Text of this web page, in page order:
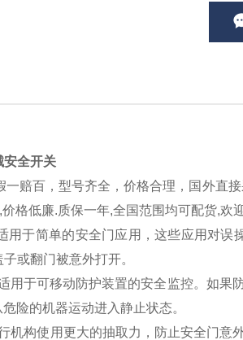
安全开关
一赔百，型号齐全，价格合理，国外直
格低廉.质保一年,全国范围均可配货,欢
用于简单的安全门应用，这些应用对
或翻门被意外打开。
用于可移动防护装置的安全监控。如果
险的机器运动进入静止状态。
机构使用更大的抽取力，防止安全门意